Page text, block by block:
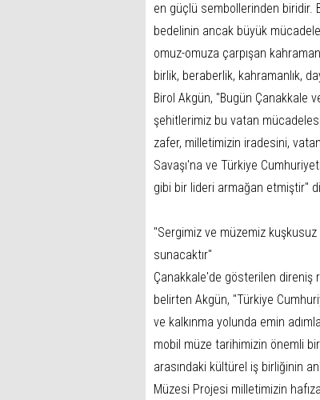
en güçlü sembollerinden biridir.
bedelinin ancak büyük
omuz-omuza çarpışan
birlik, beraberlik, kahramanlık,
Birol Akgün, "Bugün Çanakkale
şehitlerimiz bu vatan
zafer, milletimizin iradesini,
Savaşı'na ve Türkiye
gibi bir lideri armağan etmiştir"
"Sergimiz ve müzemiz kuşkusuz
sunacaktır"
Çanakkale'de gösterilen
belirten Akgün, "Türkiye
ve kalkınma yolunda emin
mobil müze tarihimizin önemli
arasındaki kültürel iş birliğinin
Müzesi Projesi milletimizin